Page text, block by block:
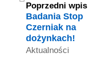
Poprzedni wpis
Badania Stop
Czerniak na
dożynkach!
Aktualności